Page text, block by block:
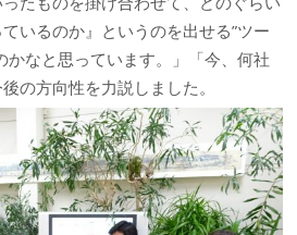
いるのか』というのを出せる”ツー
かなと思っています。」「今、何社
の方向性を力説しました。